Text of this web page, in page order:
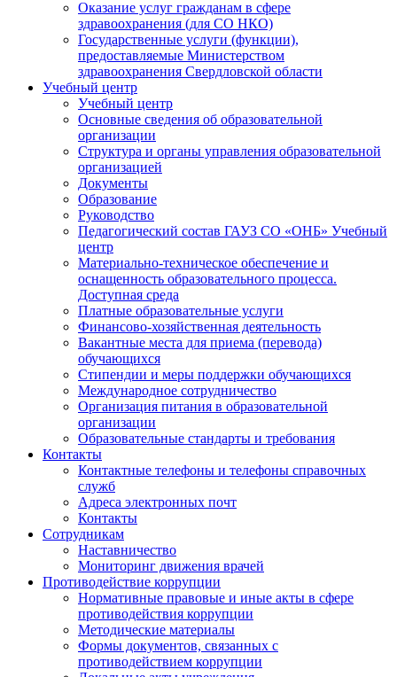
Оказание услуг гражданам в сфере
здравоохранения (для СО НКО)
Государственные услуги (функции),
предоставляемые Министерством
здравоохранения Свердловской области
Учебный центр
Учебный центр
Основные сведения об образовательной
организации
Структура и органы управления образовательной
организацией
Документы
Образование
Руководство
Педагогический состав ГАУЗ СО «ОНБ» Учебный
центр
Материально-техническое обеспечение и
оснащенность образовательного процесса.
Доступная среда
Платные образовательные услуги
Финансово-хозяйственная деятельность
Вакантные места для приема (перевода)
обучающихся
Стипендии и меры поддержки обучающихся
Международное сотрудничество
Организация питания в образовательной
организации
Образовательные стандарты и требования
Контакты
Контактные телефоны и телефоны справочных
служб
Адреса электронных почт
Контакты
Сотрудникам
Наставничество
Мониторинг движения врачей
Противодействие коррупции
Нормативные правовые и иные акты в сфере
противодействия коррупции
Методические материалы
Формы документов, связанных с
противодействием коррупции